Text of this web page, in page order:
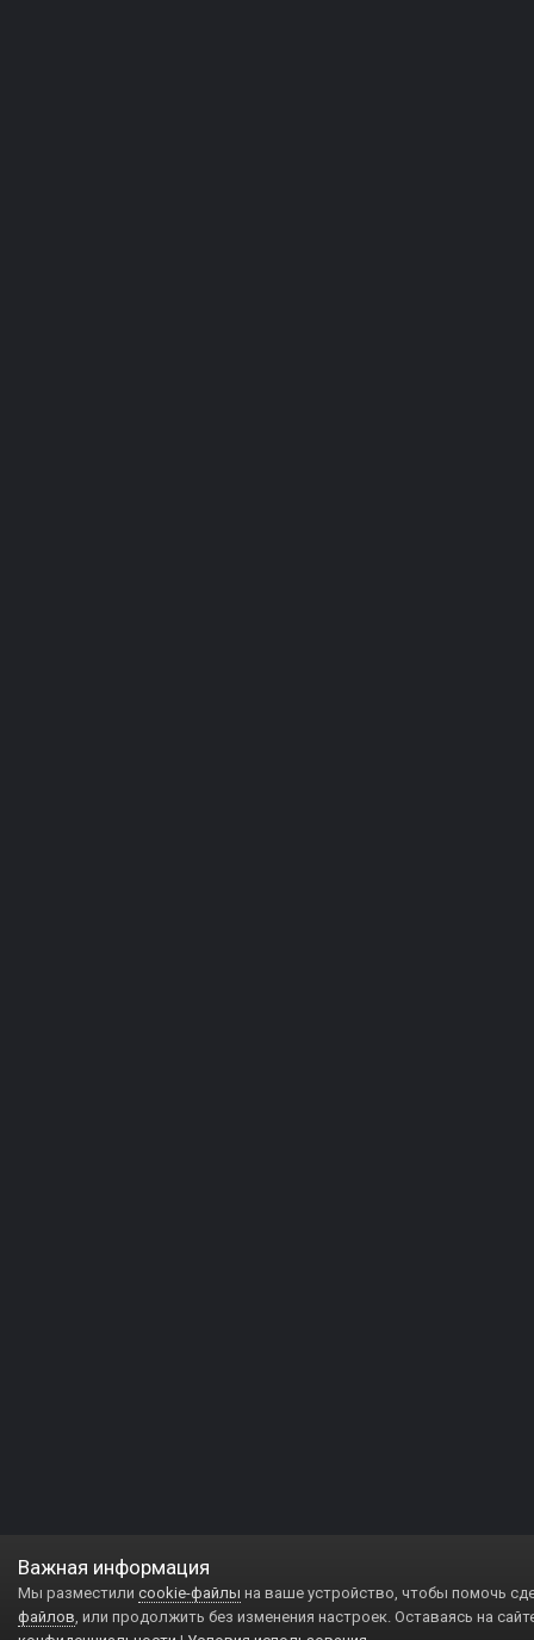
Важная информация
Мы разместили cookie-файлы на ваше устройство, чтобы помочь
файлов, или продолжить без изменения настроек. Оставаясь на